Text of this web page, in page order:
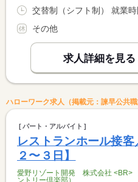
その他
求人詳細を見る
ハローワーク求人（掲載元：諫早公共職
パート・アルバイト
レストランホール接
２〜３日】
愛野リゾート開発 株式会社 <BR>
ントリー倶楽部）